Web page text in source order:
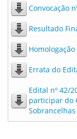
Convocação
Resultado
Errata do
Edital nº 42/
participar do
Sobrancelhas